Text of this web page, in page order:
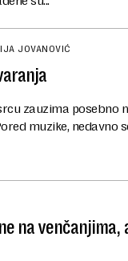
JOVANOVIĆ
zauzima posebno
muzike, nedavno
na